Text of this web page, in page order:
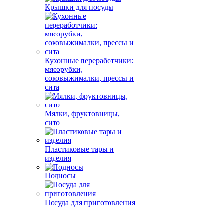
Крышки для посуды
Кухонные переработчики:
мясорубки,
соковыжималки, прессы и
сита
Мялки, фруктовницы,
сито
Пластиковые тары и
изделия
Подносы
Посуда для приготовления